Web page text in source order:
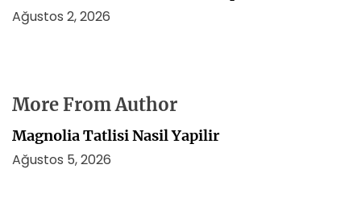
Ağustos 2, 2026
More From Author
Magnolia Tatlisi Nasil Yapilir
Ağustos 5, 2026